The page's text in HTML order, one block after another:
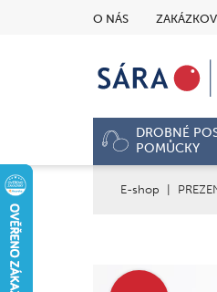
O NÁS
DROBNÉ
POMŮCKY
E-shop